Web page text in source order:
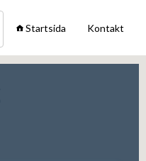
Startsida Kontakt